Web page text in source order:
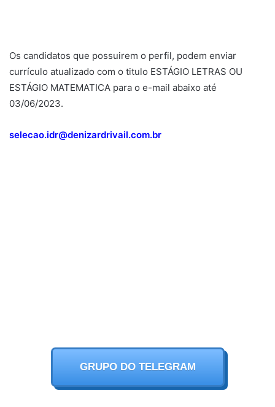
Os candidatos que possuirem o perfil, podem enviar
currículo atualizado com o titulo ESTÁGIO LETRAS OU
ESTÁGIO MATEMATICA para o e-mail abaixo até
03/06/2023.
selecao.idr@denizardrivail.com.br
GRUPO DO TELEGRAM